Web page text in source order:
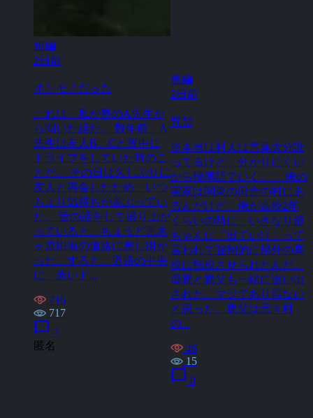
短編
2日前
ホンモノだった
これは、私が塾のA先生か
ら聞いた話だ。 数年前、A
先生は友人B、Cと夜中に
ドライブをしていた時のこ
とだ。 その日は久しぶりに
友人と再会したため、いつ
もより気持ちが高ぶってい
た。 昔の話をして盛り上が
っていると、ちょうど青木
ヶ原樹海の道路に差し掛か
った。すると、道路の中央
に、赤いド...
716
717
chat_bubble 7
匿名
長編
2日前
咒禁
※本当は村人は言葉大分訛
ってるけど、分かりにくい
から標準語でいく。 俺の
実家は関東の田舎の村にあ
るんだけど、俺が高校2年
くらいの時に、いきなり爺
ちゃんに「出ていけ」って
言われて強制的に県外の高
校に転校させられたんだ。
母親と親父も一緒に追い出
された。マジであり得ない
と思った。親父は元々村
の...
46
15
chat_bubble 0